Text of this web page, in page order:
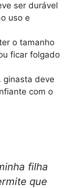
ser durável
uso e
o tamanho
ficar folgado
ginasta deve
com o
filha
que